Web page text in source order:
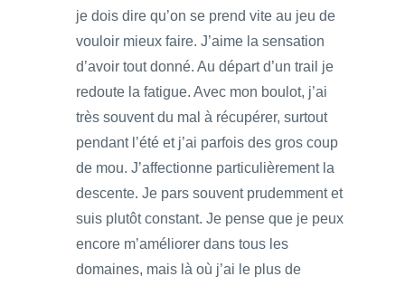
je dois dire qu’on se prend vite au jeu de
vouloir mieux faire. J’aime la sensation
d’avoir tout donné. Au départ d’un trail je
redoute la fatigue. Avec mon boulot, j’ai
très souvent du mal à récupérer, surtout
pendant l’été et j’ai parfois des gros coup
de mou. J’affectionne particulièrement la
descente. Je pars souvent prudemment et
suis plutôt constant. Je pense que je peux
encore m’améliorer dans tous les
domaines, mais là où j’ai le plus de